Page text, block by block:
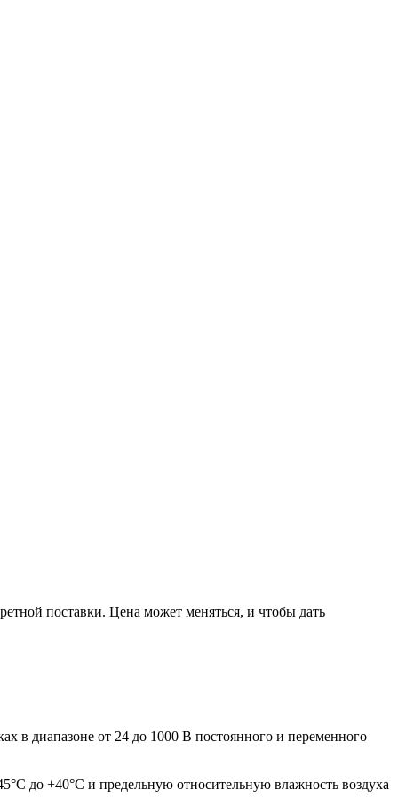
поставки. Цена может меняться, и чтобы дать
в диапазоне от 24 до 1000 В постоянного и переменного
до +40°С и предельную относительную влажность воздуха